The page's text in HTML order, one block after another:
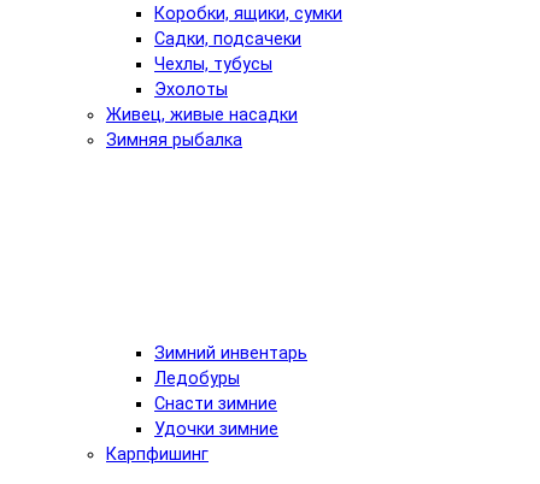
Коробки, ящики, сумки
Садки, подсачеки
Чехлы, тубусы
Эхолоты
Живец, живые насадки
Зимняя рыбалка
Зимний инвентарь
Ледобуры
Снасти зимние
Удочки зимние
Карпфишинг